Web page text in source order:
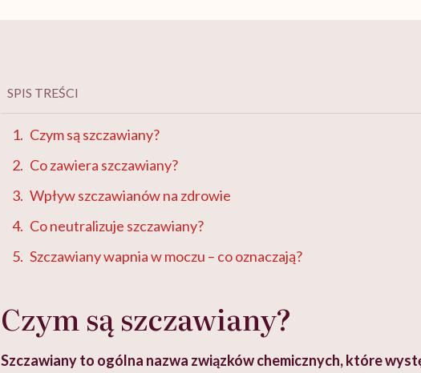
SPIS TREŚCI
Czym są szczawiany?
Co zawiera szczawiany?
Wpływ szczawianów na zdrowie
Co neutralizuje szczawiany?
Szczawiany wapnia w moczu – co oznaczają?
Czym są szczawiany?
Szczawiany to ogólna nazwa związków chemicznych, które